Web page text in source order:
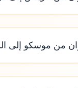
موسكو إلى الدمام